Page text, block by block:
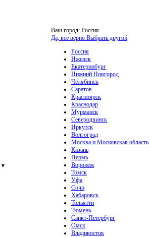
Ваш город: Россия
Да, все верно Выбрать другой
Россия
Ижевск
Екатеринбург
Нижний Новгород
Челябинск
Саратов
Красноярск
Краснодар
Мурманск
Северодвинск
Иркутск
Волгоград
Москва и Московская область
Казань
Пермь
Воронеж
Томск
Уфа
Сочи
Хабаровск
Тольятти
Тюмень
Санкт-Петербург
Омск
Владивосток